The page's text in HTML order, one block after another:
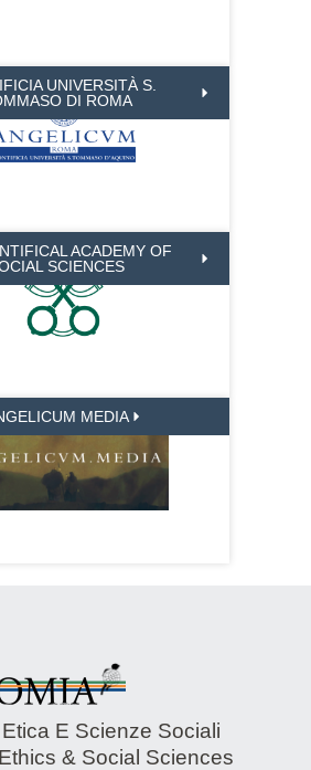
UNIVERSITÀ S.
DI ROMA
ACADEMY OF
SCIENCES
MEDIA
E Scienze Sociali
& Social Sciences